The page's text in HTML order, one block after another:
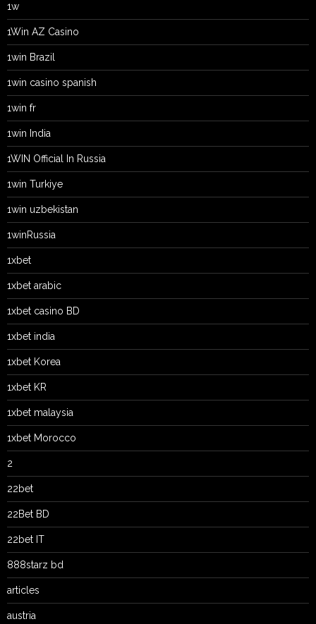
1w
1Win AZ Casino
1win Brazil
1win casino spanish
1win fr
1win India
1WIN Official In Russia
1win Turkiye
1win uzbekistan
1winRussia
1xbet
1xbet arabic
1xbet casino BD
1xbet india
1xbet Korea
1xbet KR
1xbet malaysia
1xbet Morocco
2
22bet
22Bet BD
22bet IT
888starz bd
articles
austria